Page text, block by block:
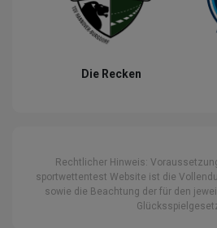
Die Recken
Rechtlicher Hinweis:
sportwettentest Website ist die
sowie die Beachtung der für den